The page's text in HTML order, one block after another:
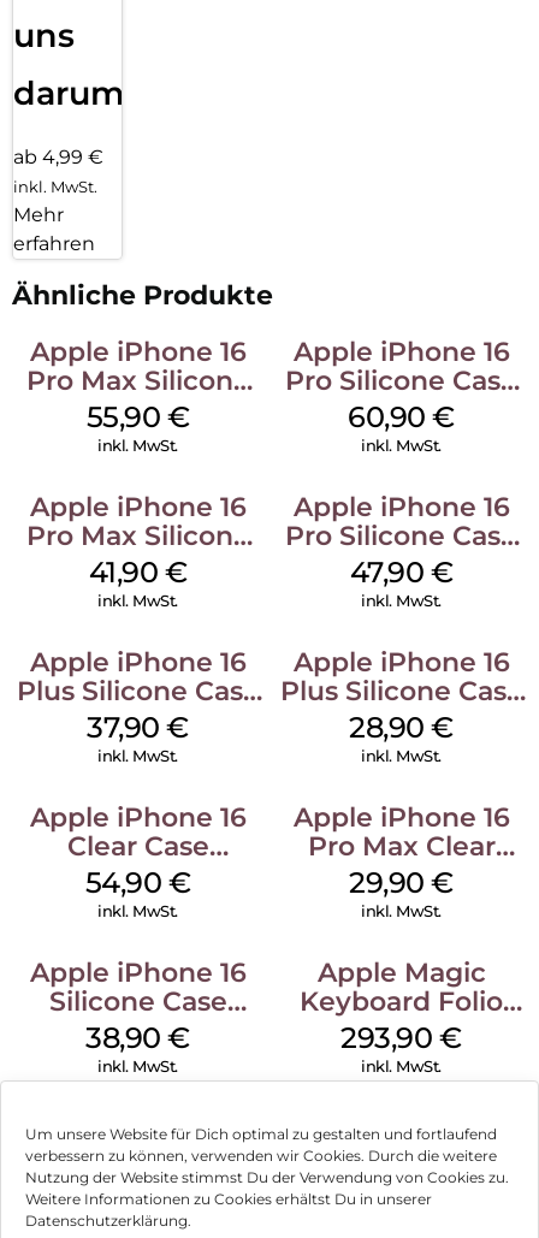
Um unsere Website für Dich optimal zu gestalten und fortlaufend
verbessern zu können, verwenden wir Cookies. Durch die weitere
Nutzung der Website stimmst Du der Verwendung von Cookies zu.
Weitere Informationen zu Cookies erhältst Du in unserer
Datenschutzerklärung.
uns
darum!
ab 4,99 €
inkl. MwSt.
Mehr
erfahren
Ähnliche Produkte
Apple iPhone 16
Pro Max Silicone
Case MagSafe
Stone Gray
55,90 €
inkl. MwSt.
Apple iPhone 16
Pro Silicone Case
MagSafe Stone
Gray
60,90€
inkl. MwSt.
Apple iPhone 16
Pro Max Silicone
Case MagSafe
Ultramarine
41,90 €
inkl. MwSt.
Apple iPhone 16
Pro Silicone Case
MagSafe Denim
47,90 €
inkl. MwSt.
Apple iPhone 16
Plus Silicone Case
MagSafe Lake
Green
37,90€
inkl. MwSt.
Apple iPhone 16
Plus Silicone Case
MagSafe Black
28,90€
inkl. MwSt.
Apple iPhone 16
Clear Case
MagSafe
Transparent
54,90 €
inkl. MwSt.
Apple iPhone 16
Pro Max Clear
Case MagSafe
Transparent
29,90€
inkl. MwSt.
Apple iPhone 16
Silicone Case
MagSafe
Ultramarine
38,90€
inkl. MwSt.
Apple Magic
Keyboard Folio
iPad 10.9″ (10.Gen.)
Weiß
293,90€
inkl. MwSt.
Impressum